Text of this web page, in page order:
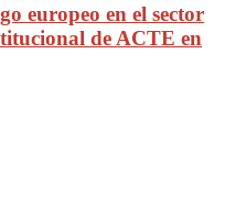
europeo en el sector
de ACTE en